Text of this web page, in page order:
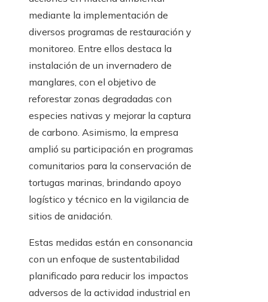
mediante la implementación de
diversos programas de restauración y
monitoreo. Entre ellos destaca la
instalación de un invernadero de
manglares, con el objetivo de
reforestar zonas degradadas con
especies nativas y mejorar la captura
de carbono. Asimismo, la empresa
amplió su participación en programas
comunitarios para la conservación de
tortugas marinas, brindando apoyo
logístico y técnico en la vigilancia de
sitios de anidación.
Estas medidas están en consonancia
con un enfoque de sustentabilidad
planificado para reducir los impactos
adversos de la actividad industrial en